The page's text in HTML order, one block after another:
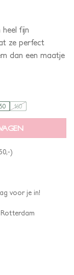
fijn
ze perfect
dan een maatje
160
)
voor je in!